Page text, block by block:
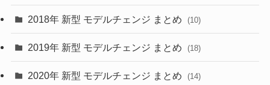
(30)
(27)
(10)
(35)
2018年 新型 モデルチェンジ まとめ (10)
2019年 新型 モデルチェンジ まとめ (18)
2020年 新型 モデルチェンジ まとめ (14)